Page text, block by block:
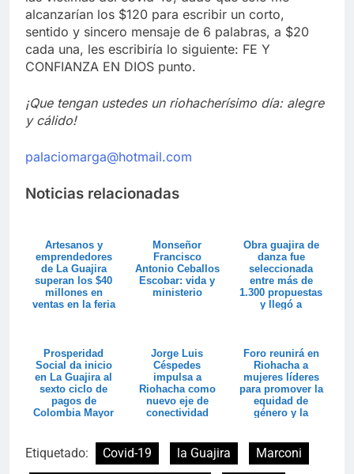
alcanzarían los $120 para escribir un corto,
sentido y sincero mensaje de 6 palabras, a $20
cada una, les escribiría lo siguiente: FE Y
CONFIANZA EN DIOS punto.
¡Que tengan ustedes un riohacherísimo día: alegre
y cálido!
palaciomarga@hotmail.com
Noticias relacionadas
Artesanos y
emprendedores
de La Guajira
superan los $40
millones en
ventas en la feria
Monseñor
Francisco
Antonio Ceballos
Escobar: vida y
ministerio
Obra guajira de
danza fue
seleccionada
entre más de
1.300 propuestas
y llegó a
Prosperidad
Social da inicio
en La Guajira al
sexto ciclo de
pagos de
Colombia Mayor
Jorge Luis
Céspedes
impulsa a
Riohacha como
nuevo eje de
conectividad
Foro reunirá en
Riohacha a
mujeres líderes
para promover la
equidad de
género y la
Etiquetado: Covid-19 la Guajira
Marconi